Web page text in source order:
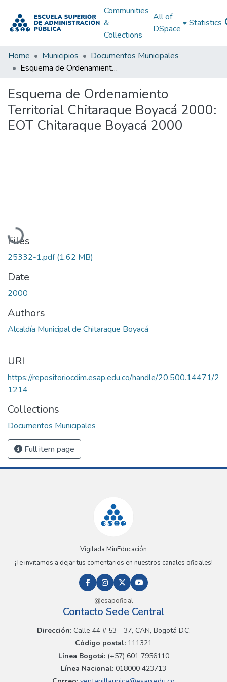
Communities
&
Collections
All of
DSpace
Statistics
Home Municipios
Documentos Municipales
Esquema de Ordenamiento Territorial Chitaraque Boyacá 2000: EOT Chitaraque Boyacá 2000
Esquema de Ordenamiento
Territorial Chitaraque Boyacá 2000:
EOT Chitaraque Boyacá 2000
Loading...
Files
25332-1.pdf(1.62 MB)
Date
2000
Authors
Alcaldía Municipal de Chitaraque Boyacá
URI
https://repositoriocdim.esap.edu.co/handle/20.500.14471/2
1214
Collections
Documentos Municipales
Full item page
Vigilada MinEducación
¡Te invitamos a dejar tus comentarios en nuestros canales oficiales!
@esapoficial
Contacto Sede Central
Dirección:Calle 44 # 53 - 37, CAN, Bogotá D.C.
Código postal: 111321
Línea Bogotá:(+57) 601 7956110
Línea Nacional: 018000 423713